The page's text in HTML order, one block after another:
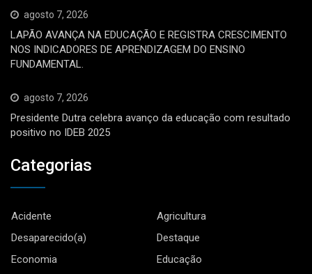
agosto 7, 2026
LAPÃO AVANÇA NA EDUCAÇÃO E REGISTRA CRESCIMENTO
NOS INDICADORES DE APRENDIZAGEM DO ENSINO
FUNDAMENTAL.
agosto 7, 2026
Presidente Dutra celebra avanço da educação com resultado
positivo no IDEB 2025
Categorias
Acidente
Agricultura
Desaparecido(a)
Destaque
Economia
Educação